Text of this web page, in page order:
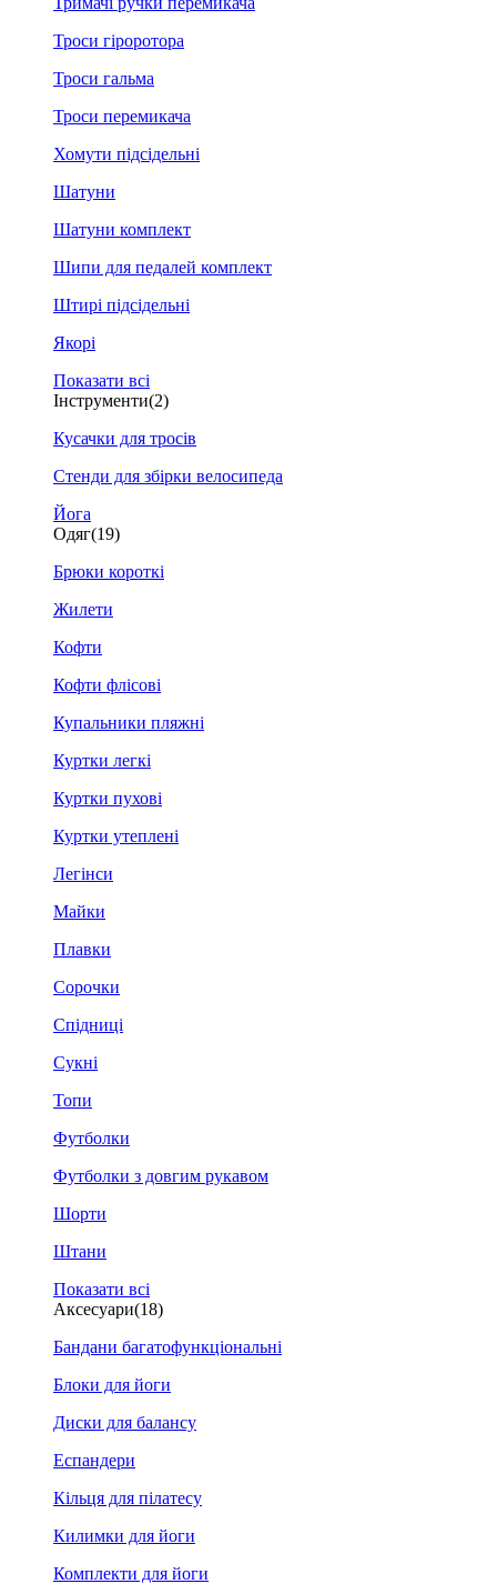
Троси гіроротора
Троси гальма
Троси перемикача
Хомути підсідельні
Шатуни
Шатуни комплект
Шипи для педалей комплект
Штирі підсідельні
Якорі
Показати всі
Інструменти(2)
Кусачки для тросів
Стенди для збірки велосипеда
Йога
Одяг(19)
Брюки короткі
Жилети
Кофти
Кофти флісові
Купальники пляжні
Куртки легкі
Куртки пухові
Куртки утеплені
Легінси
Майки
Плавки
Сорочки
Спідниці
Сукні
Топи
Футболки
Футболки з довгим рукавом
Шорти
Штани
Показати всі
Аксесуари(18)
Бандани багатофункціональні
Блоки для йоги
Диски для балансу
Еспандери
Кільця для пілатесу
Килимки для йоги
Комплекти для йоги